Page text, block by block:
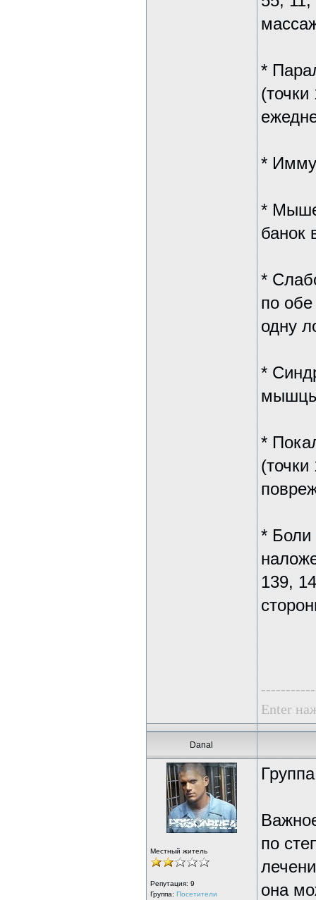
*
*
*
банок
*
по
одну
*
мышцы
*
* Боли
139,
Enter
Danal
Местный житель
Репутация: 9
Группа: Посетители
по
она